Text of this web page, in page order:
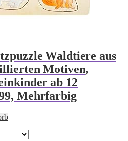
Waldtiere aus
Motiven,
ab 12
Mehrfarbig